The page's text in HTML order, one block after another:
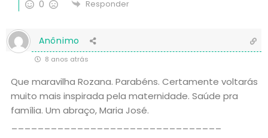
0 Responder
Anônimo
8 anos atrás
Que maravilha Rozana. Parabéns. Certamente voltarás
muito mais inspirada pela maternidade. Saúde pra
família. Um abraço, Maria José.